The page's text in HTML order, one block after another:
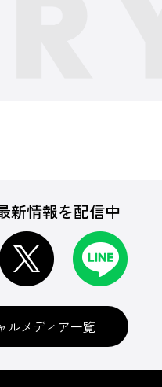
新情報を配信中
ルメディア一覧